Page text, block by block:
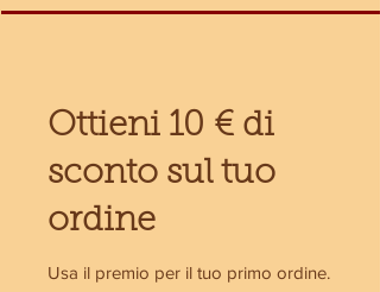
Ottieni 10 € di
sconto sul tuo
ordine
Usa il premio per il tuo primo ordine.